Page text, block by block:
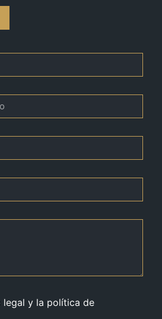
legal y la política de